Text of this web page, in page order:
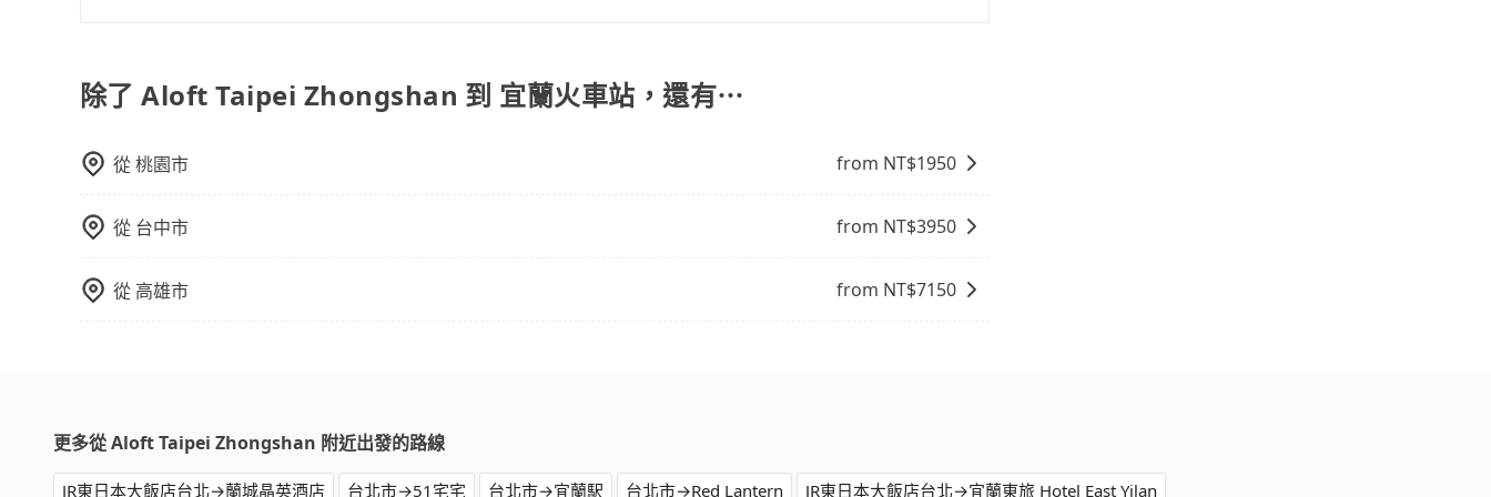
的價格。
型巴士或大型遊覽車。非法改裝的車輛，不僅與車輛行照不符，連司機的駕照都會不符。在路上被警察盤查請下
車終止行程事小，如果發生意外，保險公司可不予賠償就事大了。千萬別為了省小錢而把朋友親人的安全給賭
比較方便。但也有例外，比方說有些山區或路段是禁止大客車通行的，建議在預定時最好先與車行或平台確認。
除了 Aloft Taipei Zhongshan 到 宜蘭火車站，還有⋯
從桃園市 from NT$1950
從 台中市 from NT$3950
從 高雄市 from NT$7150
更多從 Aloft Taipei Zhongshan 附近出發的路線
JR東日本大飯店台北→蘭城晶英酒店 台北市→51宅宅 台北市→宜蘭駅 台北市→Red Lantern JR東日本大飯店台北→宜蘭東旅 Hotel East Yilan